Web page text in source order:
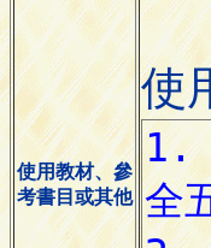
使用教材、參
考書目或其他
使